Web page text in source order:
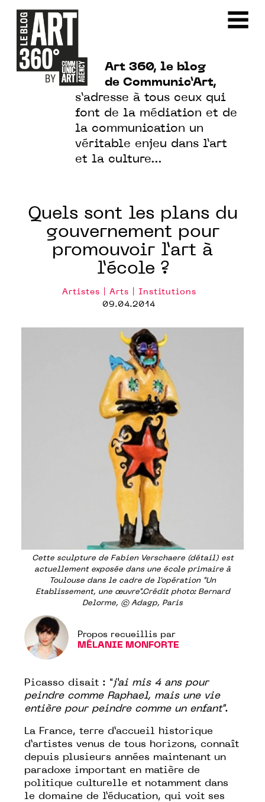
Art 360, le blog
de Communic’Art,
s’adresse à tous ceux qui
font de la médiation et de
la communication un
véritable enjeu dans l’art
et la culture…
Quels sont les plans du
gouvernement pour
promouvoir l’art à
l’école ?
Artistes | Arts | Institutions
09.04.2014
Cette sculpture de Fabien Verschaere (détail) est
actuellement exposée dans une école primaire à
Toulouse dans le cadre de l'opération "Un
Etablissement, une œuvre".Crédit photo: Bernard
Delorme, © Adagp, Paris
Propos recueillis par
MÉLANIE MONFORTE
Picasso disait : "j’ai mis 4 ans pour
peindre comme Raphael, mais une vie
entière pour peindre comme un enfant".
La France, terre d’accueil historique
d’artistes venus de tous horizons, connaît
depuis plusieurs années maintenant un
paradoxe important en matière de
politique culturelle et notamment dans
le domaine de l’éducation, qui voit ses